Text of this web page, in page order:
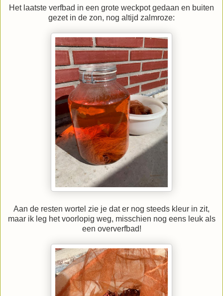
Het laatste verfbad in een grote weckpot gedaan en buiten
gezet in de zon, nog altijd zalmroze:
Aan de resten wortel zie je dat er nog steeds kleur in zit,
maar ik leg het voorlopig weg, misschien nog eens leuk als
een oververfbad!